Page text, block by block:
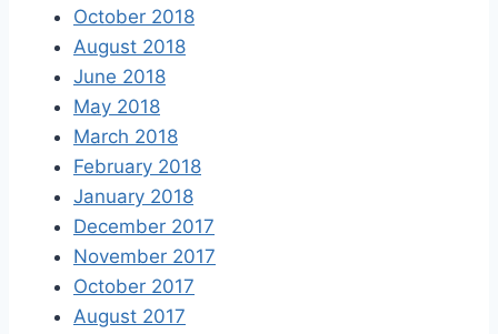
October 2018
August 2018
June 2018
May 2018
March 2018
February 2018
January 2018
December 2017
November 2017
October 2017
August 2017